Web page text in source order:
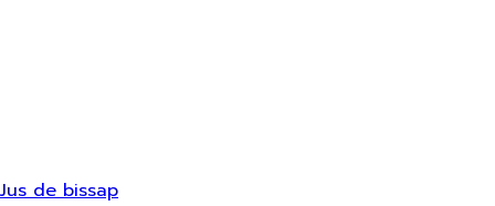
Jus de bissap